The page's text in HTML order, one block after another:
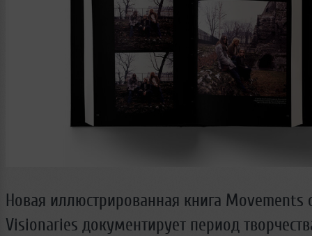
Новая иллюстрированная книга Movements
Visionaries документирует период